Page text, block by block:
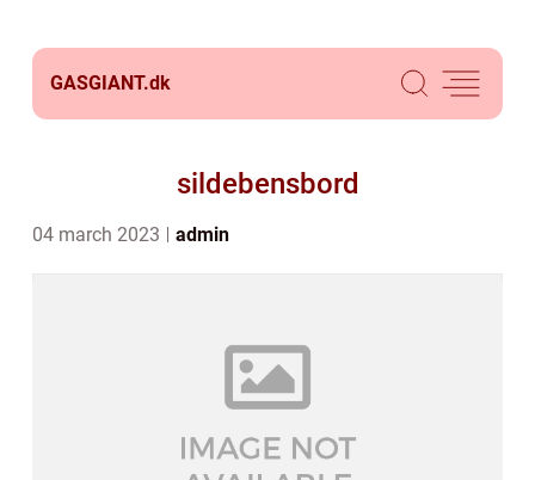
GASGIANT.dk
sildebensbord
04 march 2023 admin